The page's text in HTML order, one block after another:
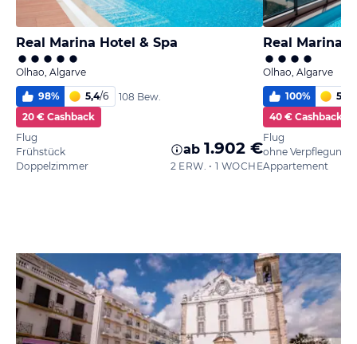
Real Marina Hotel & Spa
Olhao, Algarve
98% 5,4/6
108 Bew.
20 € Cashback
Flug
Frühstück
Doppelzimmer
ab 1.902 €
2 ERW. • 1 WOCHE
Real Marina
Olhao, Algarve
100% 5,3
40 € Cashback
Flug
ohne Verpflegung
Appartement